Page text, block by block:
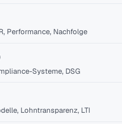
Performance, Nachfolge
Systeme, DSG
Lohntransparenz, LTI